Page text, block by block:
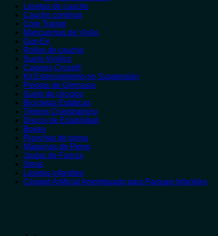
Losetas de caucho
Caucho contínuo
Core Trainer
Mancuernas de Vinilo
Gun-Ex
Rollos de caucho
Suelo Vinílico
Cajones Crossfit
Kit Entrenamiento en Suspensión
Pelotas de Gimnasia
Suelo de círculos
Bicicletas Estáticas
Trineos Crosstraining
Discos de Estabilidad
Boxeo
Planchas de goma
Máquinas de Remo
Jaulas de Fuerza
Steps
Losetas infantiles
Césped Artificial Amortiguado para Parques Infantiles